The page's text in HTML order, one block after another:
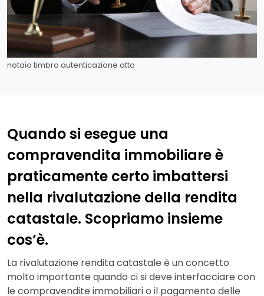
notaio timbro autenticazione atto
Quando si esegue una
compravendita immobiliare è
praticamente certo imbattersi
nella rivalutazione della rendita
catastale. Scopriamo insieme
cos’è.
La rivalutazione rendita catastale è un concetto
molto importante quando ci si deve interfacciare con
le compravendite immobiliari o il pagamento delle